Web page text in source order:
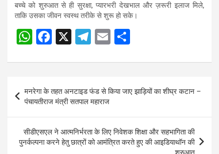
बच्चे को शुरुआत से ही सुरक्षा, प्यारभरी देखभाल और ज़रूरी इलाज मिले,
ताकि उसका जीवन स्वस्थ तरीके से शुरू हो सके।
PostW
at
s
A
p
p
F
ce
o
o
k
X
T
e
gr
a
m
E
ail ar
navigation
मनरेगा के तहत अनटाइड फंड से किया जाए झाड़ियों का शीघ्र कटान –
पंचायतीराज मंत्री सतपाल महाराज
सीडीएसएल ने आत्मनिर्भरता के लिए निवेशक शिक्षा और सहभागिता की
पुनर्कल्पना करने हेतु छात्रों को आमंत्रित करते हुए की आइडियाथॉन की